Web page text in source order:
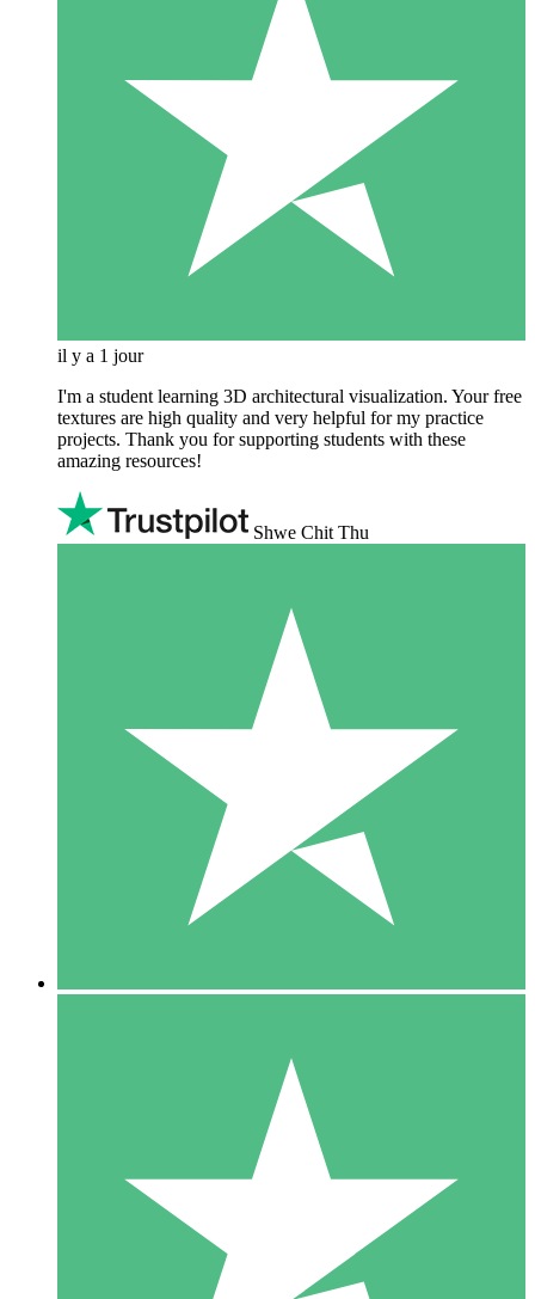
il y a 1 jour
I'm a student learning 3D architectural visualization. Your free
textures are high quality and very helpful for my practice
projects. Thank you for supporting students with these
amazing resources!
Shwe Chit Thu